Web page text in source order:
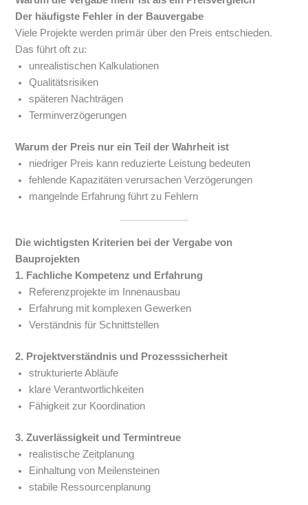
Der häufigste Fehler in der Bauvergabe
Viele Projekte werden primär über den Preis entschieden.
Das führt oft zu:
unrealistischen Kalkulationen
Qualitätsrisiken
späteren Nachträgen
Terminverzögerungen
Warum der Preis nur ein Teil der Wahrheit ist
niedriger Preis kann reduzierte Leistung bedeuten
fehlende Kapazitäten verursachen Verzögerungen
mangelnde Erfahrung führt zu Fehlern
Die wichtigsten Kriterien bei der Vergabe von
Bauprojekten
1. Fachliche Kompetenz und Erfahrung
Referenzprojekte im Innenausbau
Erfahrung mit komplexen Gewerken
Verständnis für Schnittstellen
2. Projektverständnis und Prozesssicherheit
strukturierte Abläufe
klare Verantwortlichkeiten
Fähigkeit zur Koordination
3. Zuverlässigkeit und Termintreue
realistische Zeitplanung
Einhaltung von Meilensteinen
stabile Ressourcenplanung